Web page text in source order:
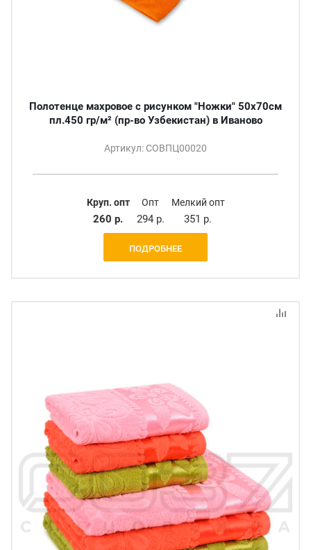
Полотенце махровое с рисунком "Ножки" 50х70см
пл.450 гр/м² (пр-во Узбекистан) в Иваново
Артикул: СОВПЦ00020
Круп. опт
260 р.
Опт
294 р.
Мелкий опт
351 р.
ПОДРОБНЕЕ